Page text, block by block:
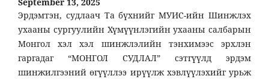
Эрдэмтэн, судлаач Та бүхнийг МУИС-ийн Шинжлэх
ухааны сургуулийн Хүмүүнлэгийн ухааны салбарын
Монгол хэл хэл шинжлэлийн тэнхимээс эрхлэн
гаргадаг “МОНГОЛ СУДЛАЛ” сэтгүүлд эрдэм
шинжилгээний өгүүллээ ирүүлж хэвлүүлэхийг урьж